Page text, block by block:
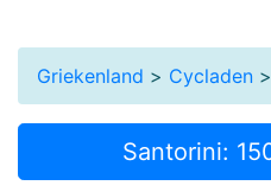
Griekenland > Cycladen >
Santorini: